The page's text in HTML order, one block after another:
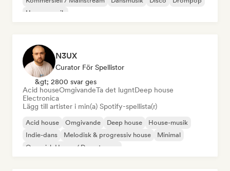
House-musik
N3UX
Curator För Spellistor
&gt; 2800 svar ges
Acid houseOmgivandeTa det lugntDeep house
Electronica
Lägg till artister i min(a) Spotify-spellista(r)
Acid house Omgivande Deep house
House-musik
Indie-dans
Melodisk & progressiv house
Minimal
Organisk House / Downtempo